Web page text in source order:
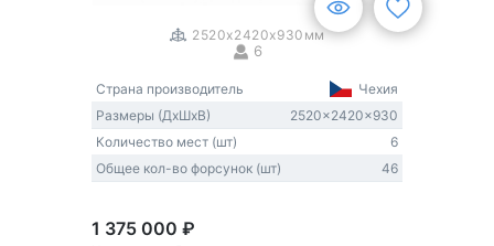
2520x2420x930мм
6
Страна производитель
Чехия
Размеры (ДxШxВ)
2520x2420x930
Количество мест (шт)
6
Общее кол-во форсунок (шт)
46
1 375 000 ₽